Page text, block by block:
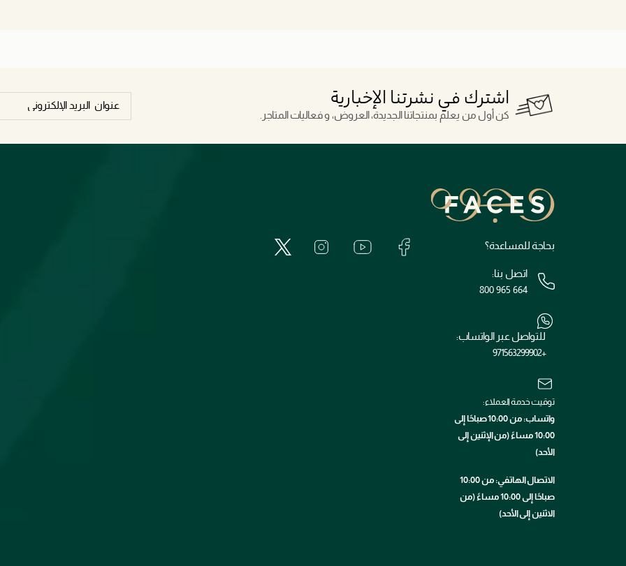
اشترك في نشرتنا الإخبارية
كن أول من يعلم بمنتجاتنا الجديدة، العروض، و فعاليات المتاجر.
بحاجة للمساعدة؟
اتصل بنا:
800 965 664
للتواصل عبر الواتساب:
+971563299902
توقيت خدمة العملاء:
واتساب: من 10:00 صباحًا إلى
10:00 مساءً (من الإثنين إلى
الأحد)
الاتصال الهاتفي: من 10:00
صباحًا إلى 10:00 مساءً (من
الاثنين إلى الأحد)